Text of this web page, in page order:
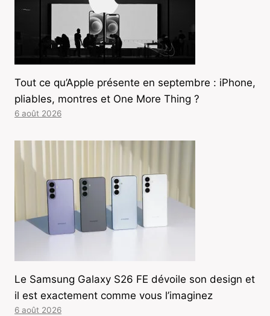
Tout ce qu’Apple présente en septembre : iPhone,
pliables, montres et One More Thing ?
6 août 2026
Le Samsung Galaxy S26 FE dévoile son design et
il est exactement comme vous l’imaginez
6 août 2026